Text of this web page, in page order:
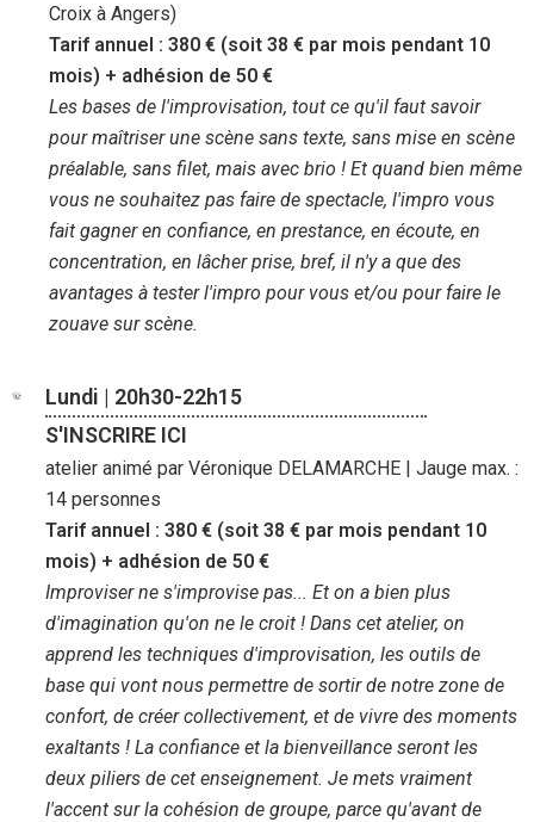
Croix à Angers)
Tarif annuel : 380 € (soit 38 € par mois pendant 10
mois) + adhésion de 50 €
Les bases de l'improvisation, tout ce qu'il faut savoir
pour maîtriser une scène sans texte, sans mise en scène
préalable, sans filet, mais avec brio ! Et quand bien même
vous ne souhaitez pas faire de spectacle, l'impro vous
fait gagner en confiance, en prestance, en écoute, en
concentration, en lâcher prise, bref, il n'y a que des
avantages à tester l'impro pour vous et/ou pour faire le
zouave sur scène.
Lundi | 20h30-22h15
S'INSCRIRE ICI
atelier animé par Véronique DELAMARCHE | Jauge max. :
14 personnes
Tarif annuel : 380 € (soit 38 € par mois pendant 10
mois) + adhésion de 50 €
Improviser ne s'improvise pas... Et on a bien plus
d'imagination qu'on ne le croit ! Dans cet atelier, on
apprend les techniques d'improvisation, les outils de
base qui vont nous permettre de sortir de notre zone de
confort, de créer collectivement, et de vivre des moments
exaltants ! La confiance et la bienveillance seront les
deux piliers de cet enseignement. Je mets vraiment
l'accent sur la cohésion de groupe, parce qu'avant de